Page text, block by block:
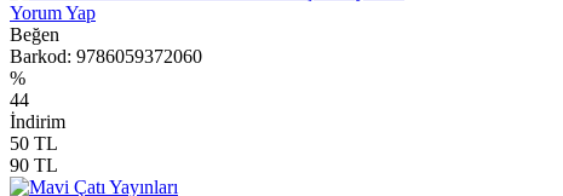
Yorum Yap
Beğen
Barkod: 9786059372060
%
44
İndirim
50 TL
90 TL